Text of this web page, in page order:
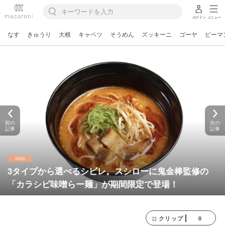
ログイン メニュー
なす きゅうり 大根 キャベツ そうめん ズッキーニ ゴーヤ ピーマ
3タイプから選べるシビレ。スシローに鬼金棒監修の
「カラシビ味噌らー麺」が期間限定で登場！
前の
記事
次の
記事
クリップ 0